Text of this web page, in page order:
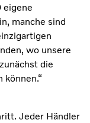
eigene
manche sind
wo unsere
die
Jeder Händler